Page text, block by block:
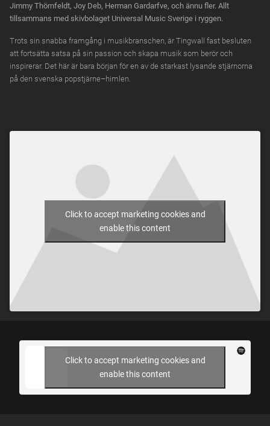
Jimmy Thörnfeldt, Joy Deb, Herman Gardarfve, och ännu fler. Allt
tillsammans med skivbolaget Universal Music Sverige i ryggen.
Trots sin snabba framgång i musikbranschen, är Tingwall fast besluten
att fortsätta satsa på sin passion och skapa musik som berör och
inspirerar. Det här är bara början för en av de starkast lysande stjärnorna
på den svenska popstjärne–himlen.
Click to accept marketing cookies and
enable this content
Click to accept marketing cookies and
enable this content